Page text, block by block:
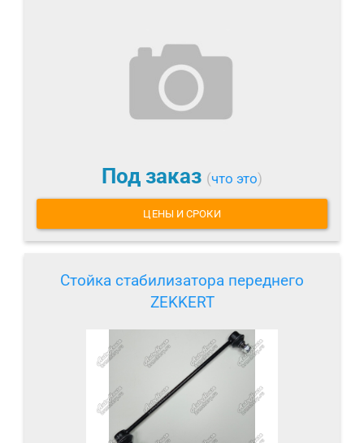
Под заказ (что это)
ЦЕНЫ И СРОКИ
Стойка стабилизатора переднего
ZEKKERT